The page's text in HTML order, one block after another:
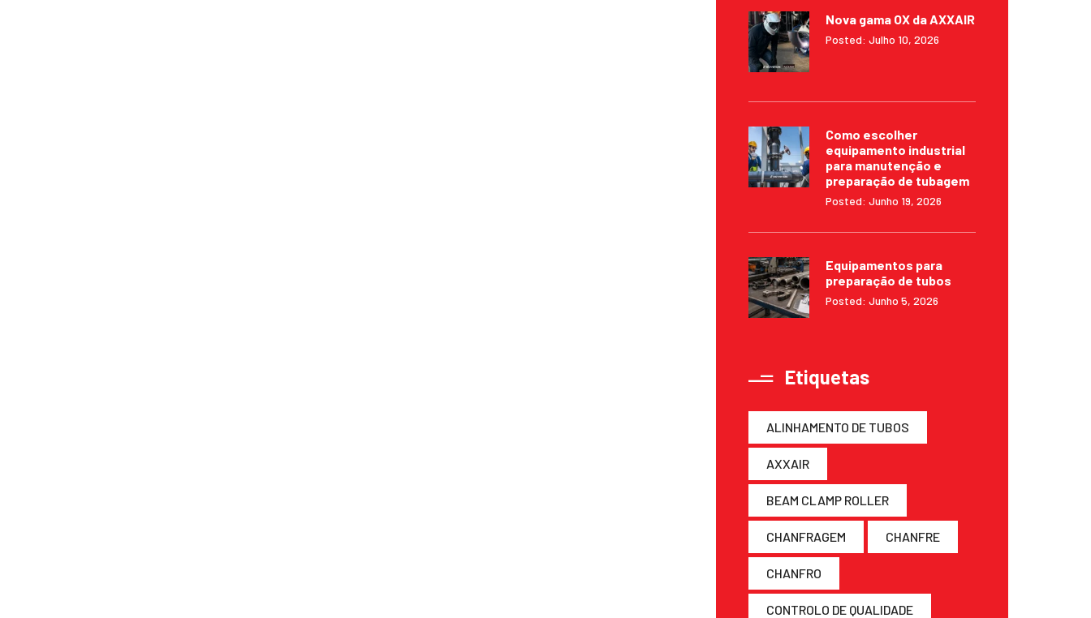
Nova gama OX da AXXAIR
Posted: Julho 10, 2026
Como escolher
equipamento industrial
para manutenção e
preparação de tubagem
Posted: Junho 19, 2026
Equipamentos para
preparação de tubos
Posted: Junho 5, 2026
Etiquetas
ALINHAMENTO DE TUBOS
AXXAIR
BEAM CLAMP ROLLER
CHANFRAGEM CHANFRE
CHANFRO
CONTROLO DE QUALIDADE